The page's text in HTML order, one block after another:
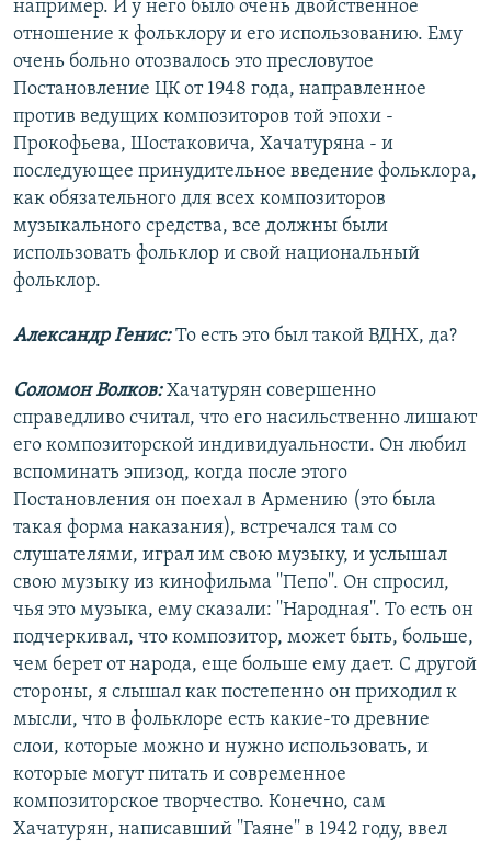
например. И у него было очень двойственное
отношение к фольклору и его использованию. Ему
очень больно отозвалось это пресловутое
Постановление ЦК от 1948 года, направленное
против ведущих композиторов той эпохи -
Прокофьева, Шостаковича, Хачатуряна - и
последующее принудительное введение фольклора,
как обязательного для всех композиторов
музыкального средства, все должны были
использовать фольклор и свой национальный
фольклор.
Александр Генис:То есть это был такой ВДНХ, да?
Соломон Волков:Хачатурян совершенно
справедливо считал, что его насильственно лишают
его композиторской индивидуальности. Он любил
вспоминать эпизод, когда после этого
Постановления он поехал в Армению (это была
такая форма наказания), встречался там со
слушателями, играл им свою музыку, и услышал
свою музыку из кинофильма ''Пепо''. Он спросил,
чья это музыка, ему сказали: ''Народная''. То есть он
подчеркивал, что композитор, может быть, больше,
чем берет от народа, еще больше ему дает. С другой
стороны, я слышал как постепенно он приходил к
мысли, что в фольклоре есть какие-то древние
слои, которые можно и нужно использовать, и
которые могут питать и современное
композиторское творчество. Конечно, сам
Хачатурян, написавший ''Гаяне'' в 1942 году, ввел